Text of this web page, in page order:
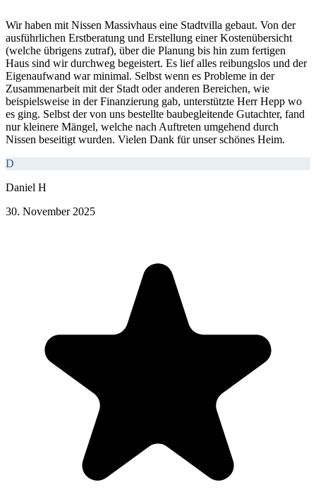
Wir haben mit Nissen Massivhaus eine Stadtvilla gebaut. Von der
ausführlichen Erstberatung und Erstellung einer Kostenübersicht
(welche übrigens zutraf), über die Planung bis hin zum fertigen
Haus sind wir durchweg begeistert. Es lief alles reibungslos und der
Eigenaufwand war minimal. Selbst wenn es Probleme in der
Zusammenarbeit mit der Stadt oder anderen Bereichen, wie
beispielsweise in der Finanzierung gab, unterstützte Herr Hepp wo
es ging. Selbst der von uns bestellte baubegleitende Gutachter, fand
nur kleinere Mängel, welche nach Auftreten umgehend durch
Nissen beseitigt wurden. Vielen Dank für unser schönes Heim.
D
Daniel H
30. November 2025